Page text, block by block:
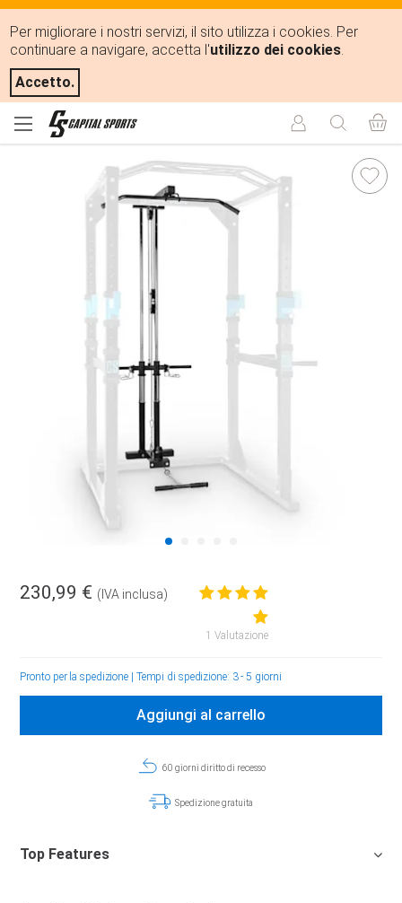
Per migliorare i nostri servizi, il sito utilizza i cookies. Per
continuare a navigare, accetta l'utilizzo dei cookies.
Accetto.
230,99 € (IVA inclusa)
1 Valutazione
Pronto per la spedizione Tempi di spedizione: 3 - 5 giorni
Aggiungi al carrello
60 giorni diritto di recesso
Spedizione gratuita
Top Features